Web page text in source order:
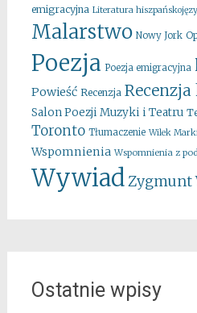
emigracyjna Literatura
Malarstwo Nowy Jork
Poezja Poezja emigracyjna
Powieść Recenzja
Salon Poezji Muzyki i Teatru
Toronto Tłumaczenie Wilek
Wspomnienia Wspomnienia z
WywiadZygmunt
Ostatnie wpisy